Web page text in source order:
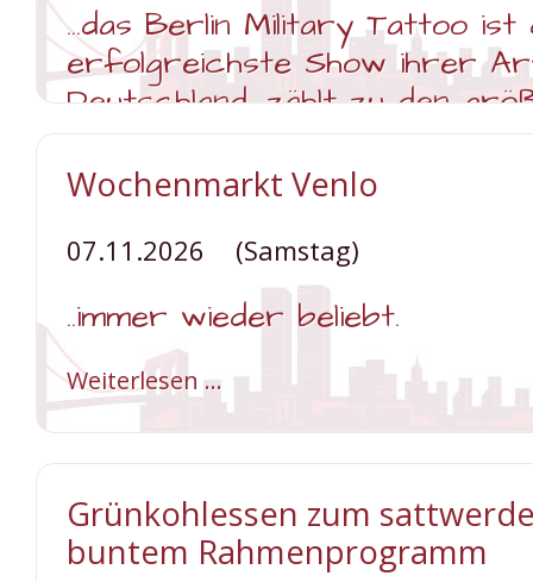
...das Berlin Military Tattoo ist
erfolgreichste Show ihrer
Deutschland, zählt zu den
Veranstaltungen Europas und
Tausende Besucher in seinen
Chöre, Tänzer und Solisten
Spitzenklasse aus aller Welt
hervorragende Blasmusik mit
Choreographie.
Weiterlesen …
Tattoo
mit
700
Musikern
in
Wochenmarkt Venlo
07.11.2026 (Samstag)
..immer wieder beliebt.
Weiterlesen … Wochenmarkt
Venlo
Grünkohlessen zum
buntem Rahmenprogramm